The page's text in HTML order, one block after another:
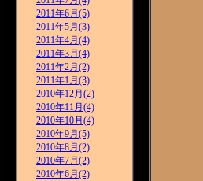
2011年6月(5)
2011年5月(3)
2011年4月(4)
2011年3月(4)
2011年2月(2)
2011年1月(3)
2010年12月(2)
2010年11月(4)
2010年10月(4)
2010年9月(5)
2010年8月(2)
2010年7月(2)
2010年6月(2)